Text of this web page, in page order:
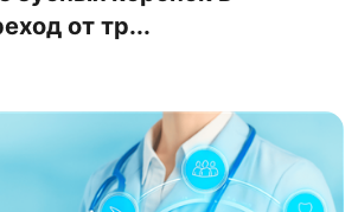
от тр...